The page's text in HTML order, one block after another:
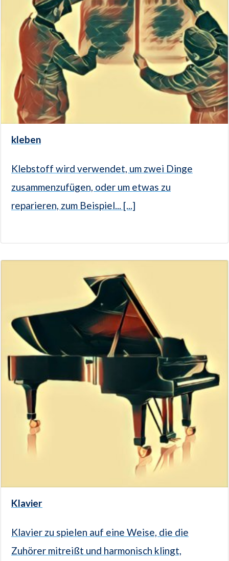
kleben
Klebstoff wird verwendet, um zwei Dinge
zusammenzufügen, oder um etwas zu
reparieren, zum Beispiel... [...]
Klavier
Klavier zu spielen auf eine Weise, die die
Zuhörer mitreißt und harmonisch klingt,